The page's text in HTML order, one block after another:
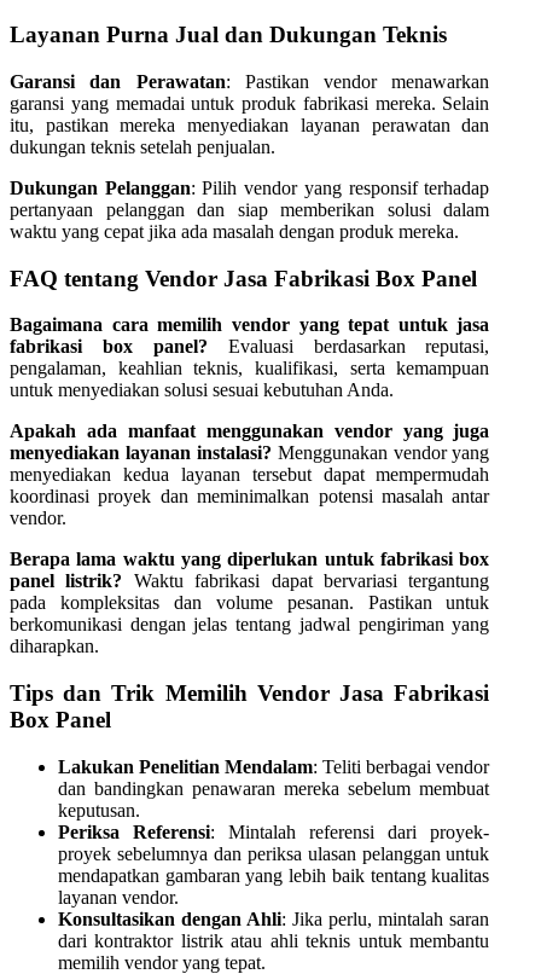
Layanan Purna Jual dan Dukungan Teknis
Garansi dan Perawatan: Pastikan vendor menawarkan
garansi yang memadai untuk produk fabrikasi mereka. Selain
itu, pastikan mereka menyediakan layanan perawatan dan
dukungan teknis setelah penjualan.
Dukungan Pelanggan: Pilih vendor yang responsif terhadap
pertanyaan pelanggan dan siap memberikan solusi dalam
waktu yang cepat jika ada masalah dengan produk mereka.
FAQ tentang Vendor Jasa Fabrikasi Box Panel
Bagaimana cara memilih vendor yang tepat untuk jasa
fabrikasi box panel? Evaluasi berdasarkan reputasi,
pengalaman, keahlian teknis, kualifikasi, serta kemampuan
untuk menyediakan solusi sesuai kebutuhan Anda.
Apakah ada manfaat menggunakan vendor yang juga
menyediakan layanan instalasi? Menggunakan vendor yang
menyediakan kedua layanan tersebut dapat mempermudah
koordinasi proyek dan meminimalkan potensi masalah antar
vendor.
Berapa lama waktu yang diperlukan untuk fabrikasi box
panel listrik? Waktu fabrikasi dapat bervariasi tergantung
pada kompleksitas dan volume pesanan. Pastikan untuk
berkomunikasi dengan jelas tentang jadwal pengiriman yang
diharapkan.
Tips dan Trik Memilih Vendor Jasa Fabrikasi
Box Panel
Lakukan Penelitian Mendalam: Teliti berbagai vendor
dan bandingkan penawaran mereka sebelum membuat
keputusan.
Periksa Referensi: Mintalah referensi dari proyek-
proyek sebelumnya dan periksa ulasan pelanggan untuk
mendapatkan gambaran yang lebih baik tentang kualitas
layanan vendor.
Konsultasikan dengan Ahli: Jika perlu, mintalah saran
dari kontraktor listrik atau ahli teknis untuk membantu
memilih vendor yang tepat.